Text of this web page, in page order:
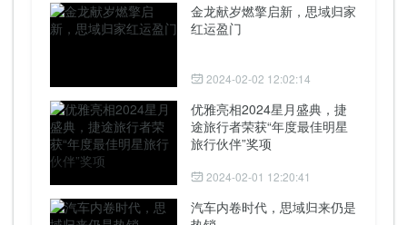
金龙献岁燃擎启新，思域归家
红运盈门
2024-02-02 12:02:14
优雅亮相2024星月盛典，捷
途旅行者荣获“年度最佳明星
旅行伙伴”奖项
2024-02-01 12:20:41
汽车内卷时代，思域归来仍是